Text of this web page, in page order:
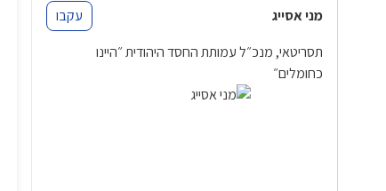
מני אסייג
עקבו
תסריטאי, מנכ״ל עמותת החסד היהודית ״היינו
כחומלים״